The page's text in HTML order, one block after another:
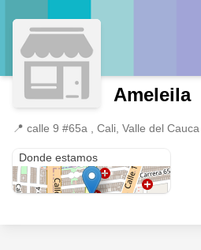
Ameleila
📍 calle 9 #65a , Cali, Valle del Cauca
Donde estamos